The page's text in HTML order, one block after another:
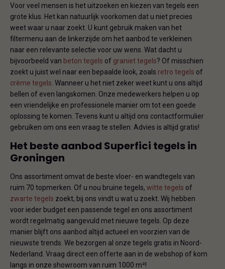
Voor veel mensen is het uitzoeken en kiezen van tegels een
grote klus. Het kan natuurlijk voorkomen dat u niet precies
weet waar u naar zoekt. U kunt gebruik maken van het
filtermenu aan de linkerzijde om het aanbod te verkleinen
naar een relevante selectie voor uw wens. Wat dacht u
bijvoorbeeld van beton tegels of graniet tegels? Of misschien
zoekt u juist wel naar een bepaalde look, zoals retro tegels of
crème tegels . Wanneer u het niet zeker weet kunt u ons altijd
bellen of even langskomen. Onze medewerkers helpen u op
een vriendelijke en professionele manier om tot een goede
oplossing te komen. Tevens kunt u altijd ons contactformulier
gebruiken om ons een vraag te stellen. Advies is altijd gratis!
Het beste aanbod Superfici tegels in
Groningen
Ons assortiment omvat de beste vloer- en wandtegels van
ruim 70 topmerken. Of u nou bruine tegels, witte tegels of
zwarte tegels zoekt, bij ons vindt u wat u zoekt. Wij hebben
voor ieder budget een passende tegel en ons assortiment
wordt regelmatig aangevuld met nieuwe tegels. Op deze
manier blijft ons aanbod altijd actueel en voorzien van de
nieuwste trends. We bezorgen al onze tegels gratis in Noord-
Nederland. Vraag direct een offerte aan in de webshop of kom
langs in onze showroom van ruim 1000 m²!